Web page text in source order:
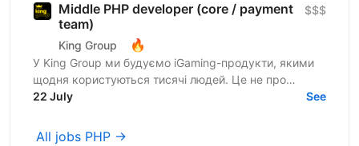
Middle PHP developer (core / payment
team)
King Group 🔥
$$$
У King Group ми будуємо iGaming-продукти, якими
щодня користуються тисячі людей. Це не про
«підтримку легасі» — це про складну логіку, high-
22 July See
All jobs PHP →